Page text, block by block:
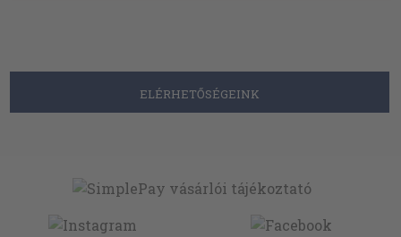
ELÉRHETŐSÉGEINK